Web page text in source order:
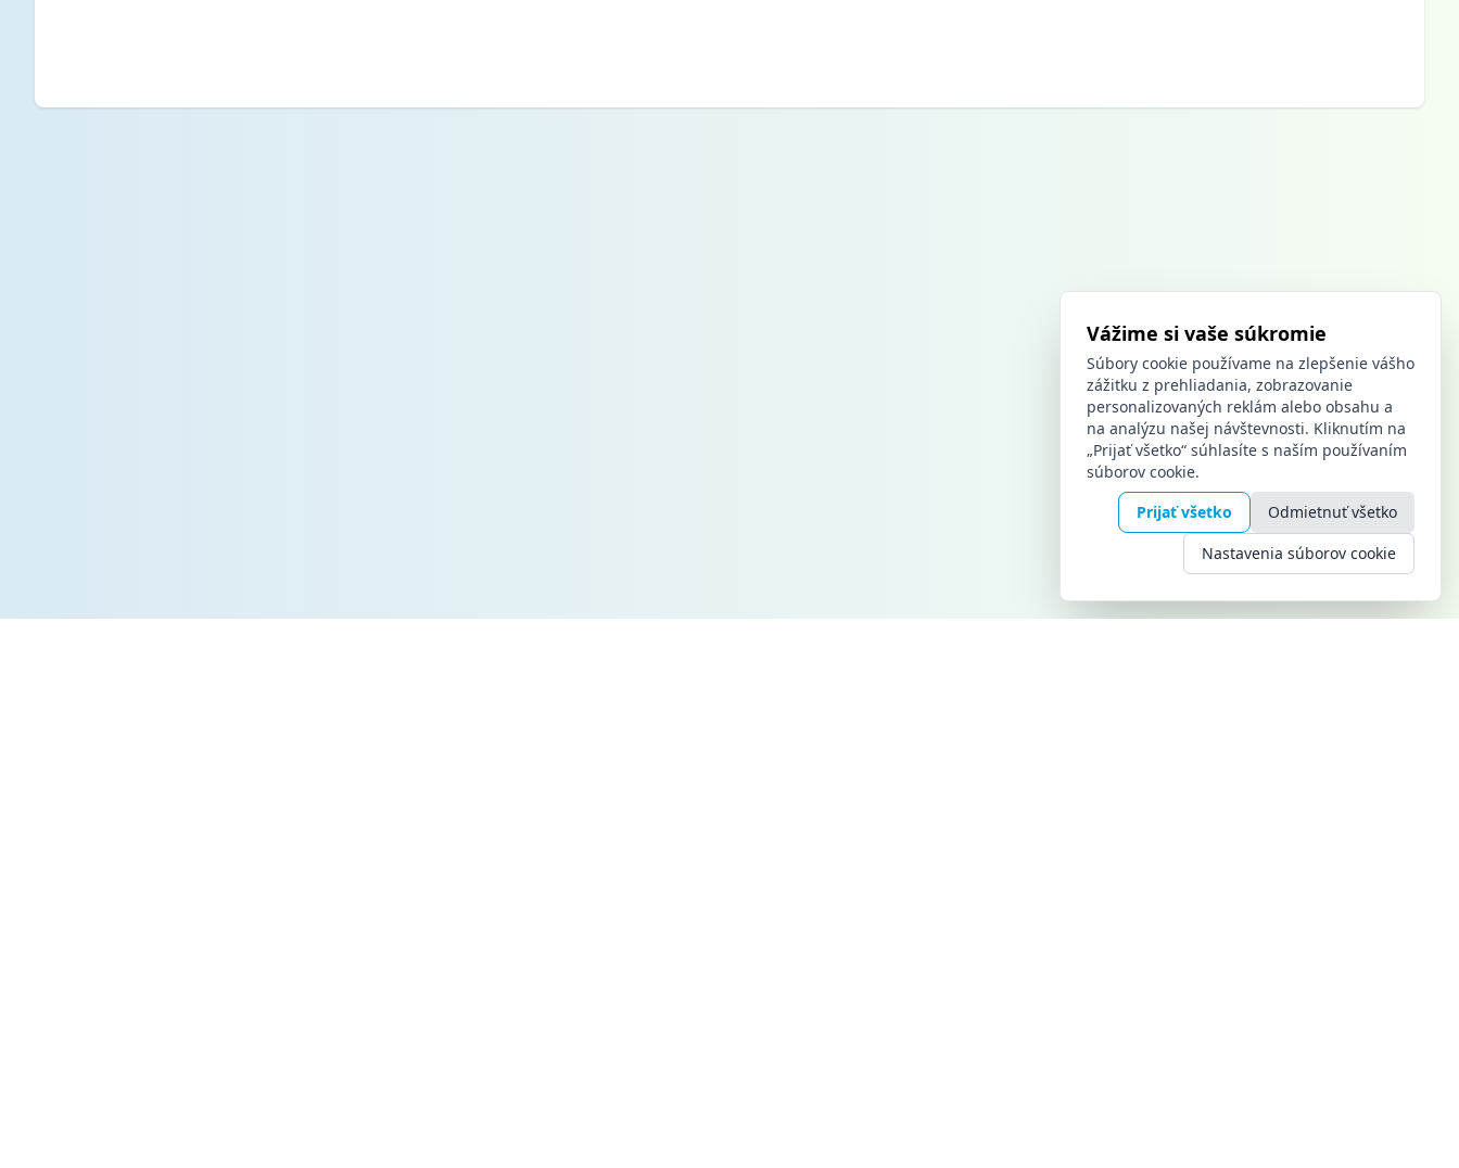
Vážime si vaše súkromie
Súbory cookie používame na zlepšenie vášho
zážitku z prehliadania, zobrazovanie
personalizovaných reklám alebo obsahu a
na analýzu našej návštevnosti. Kliknutím na
„Prijať všetko“ súhlasíte s naším používaním
súborov cookie.
Prijať všetko
Odmietnuť všetko
Nastavenia súborov cookie